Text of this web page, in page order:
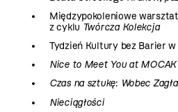
Międzypokoleniowe
z cyklu Twórcza Kolekcja
Tydzień Kultury bez Barier w
Nice to Meet You at MOCAK
Czas na sztukę: Wobec
Nieciągłości